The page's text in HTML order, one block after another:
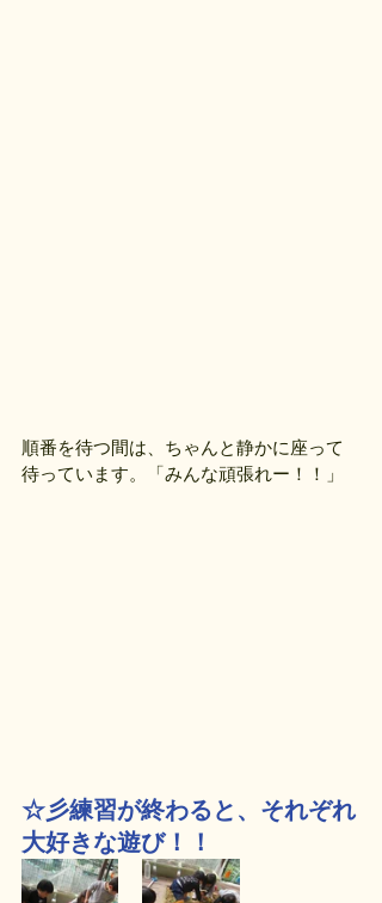
順番を待つ間は、ちゃんと静かに座って
待っています。「みんな頑張れー！！」
☆彡練習が終わると、それぞれ
大好きな遊び！！